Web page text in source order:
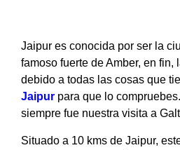
Jaipur es conocida por ser la
famoso fuerte de Amber, en
debido a todas las cosas que
Jaipur para que lo compruebes.
siempre fue nuestra visita a
Situado a 10 kms de Jaipur,